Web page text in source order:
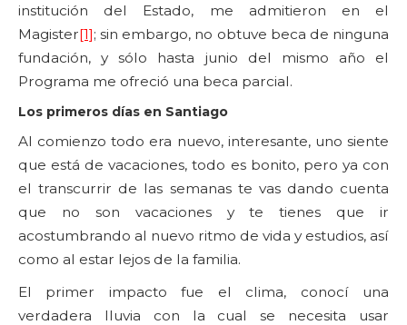
institución del Estado, me admitieron en el
Magister[1]; sin embargo, no obtuve beca de ninguna
fundación, y sólo hasta junio del mismo año el
Programa me ofreció una beca parcial.
Los primeros días en Santiago
Al comienzo todo era nuevo, interesante, uno siente
que está de vacaciones, todo es bonito, pero ya con
el transcurrir de las semanas te vas dando cuenta
que no son vacaciones y te tienes que ir
acostumbrando al nuevo ritmo de vida y estudios, así
como al estar lejos de la familia.
El primer impacto fue el clima, conocí una
verdadera lluvia con la cual se necesita usar